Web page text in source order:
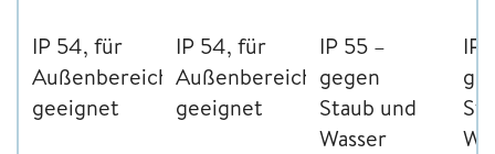
IP 54, für
Außenbereich
geeignet
IP 54, für
Außenbereich
geeignet
IP 55 –
gegen
Staub und
Wasser
IP